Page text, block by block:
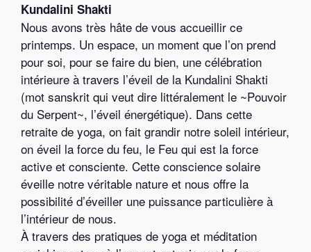
Kundalini Shakti
Nous avons très hâte de vous accueillir ce
printemps. Un espace, un moment que l’on prend
pour soi, pour se faire du bien, une célébration
intérieure à travers l’éveil de la Kundalini Shakti
(mot sanskrit qui veut dire littéralement le ~Pouvoir
du Serpent~, l’éveil énergétique). Dans cette
retraite de yoga, on fait grandir notre soleil intérieur,
on éveil la force du feu, le Feu qui est la force
active et consciente. Cette conscience solaire
éveille notre véritable nature et nous offre la
possibilité d’éveiller une puissance particulière à
l’intérieur de nous.
À travers des pratiques de yoga et méditation